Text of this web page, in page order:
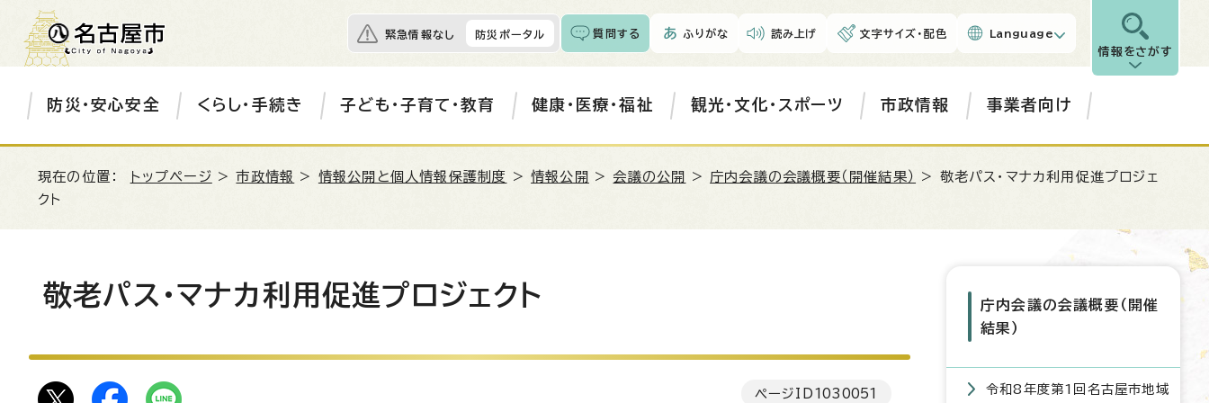
緊急情報なし 防災ポータル 質問する ふりがな 読み上げ 文字サイズ・配色 Language
情報をさがす
防災・安心安全 くらし・手続き 子ども・子育て・教育 健康・医療・福祉 観光・文化・スポーツ 市政情報 事業者向け
現在の位置： トップページ >市政情報 > 情報公開と個人情報保護制度 >情報公開 > 会議の公開 > 庁内会議の会議概要（開催結果）
> 敬老パス・マナカ利用促進プロジェ
クト
敬老パス・マナカ利用促進プロジェクト
ページID 1030051
庁内会議の会議概要（開催
結果）
令和8年度第1回名古屋市地域